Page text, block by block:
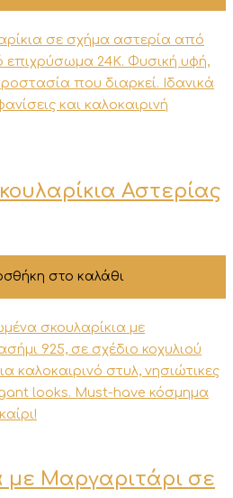
Αστερίας
στο καλάθι
με Μαργαριτάρι σε